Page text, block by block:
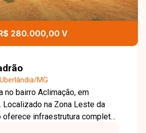
280.000,00 V
MG
no bairro Aclimação, em
Localizado na Zona Leste da
oferece infraestrutura completa,